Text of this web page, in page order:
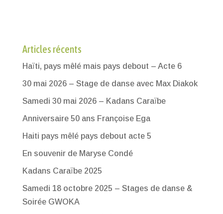
Articles récents
Haïti, pays mêlé mais pays debout – Acte 6
30 mai 2026 – Stage de danse avec Max Diakok
Samedi 30 mai 2026 – Kadans Caraïbe
Anniversaire 50 ans Françoise Ega
Haiti pays mêlé pays debout acte 5
En souvenir de Maryse Condé
Kadans Caraïbe 2025
Samedi 18 octobre 2025 – Stages de danse &
Soirée GWOKA